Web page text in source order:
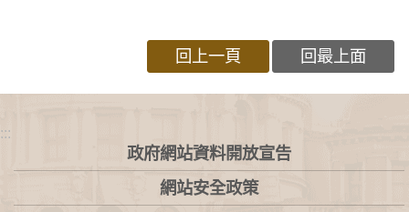
回上一頁 回最上面
:::
政府網站資料開放宣告
網站安全政策